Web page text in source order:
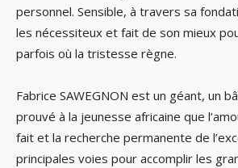
personnel. Sensible, à travers sa
les nécessiteux et fait de son mieux
parfois où la tristesse règne.
Fabrice SAWEGNON est un géant, un
prouvé à la jeunesse africaine que
fait et la recherche permanente de
principales voies pour accomplir les